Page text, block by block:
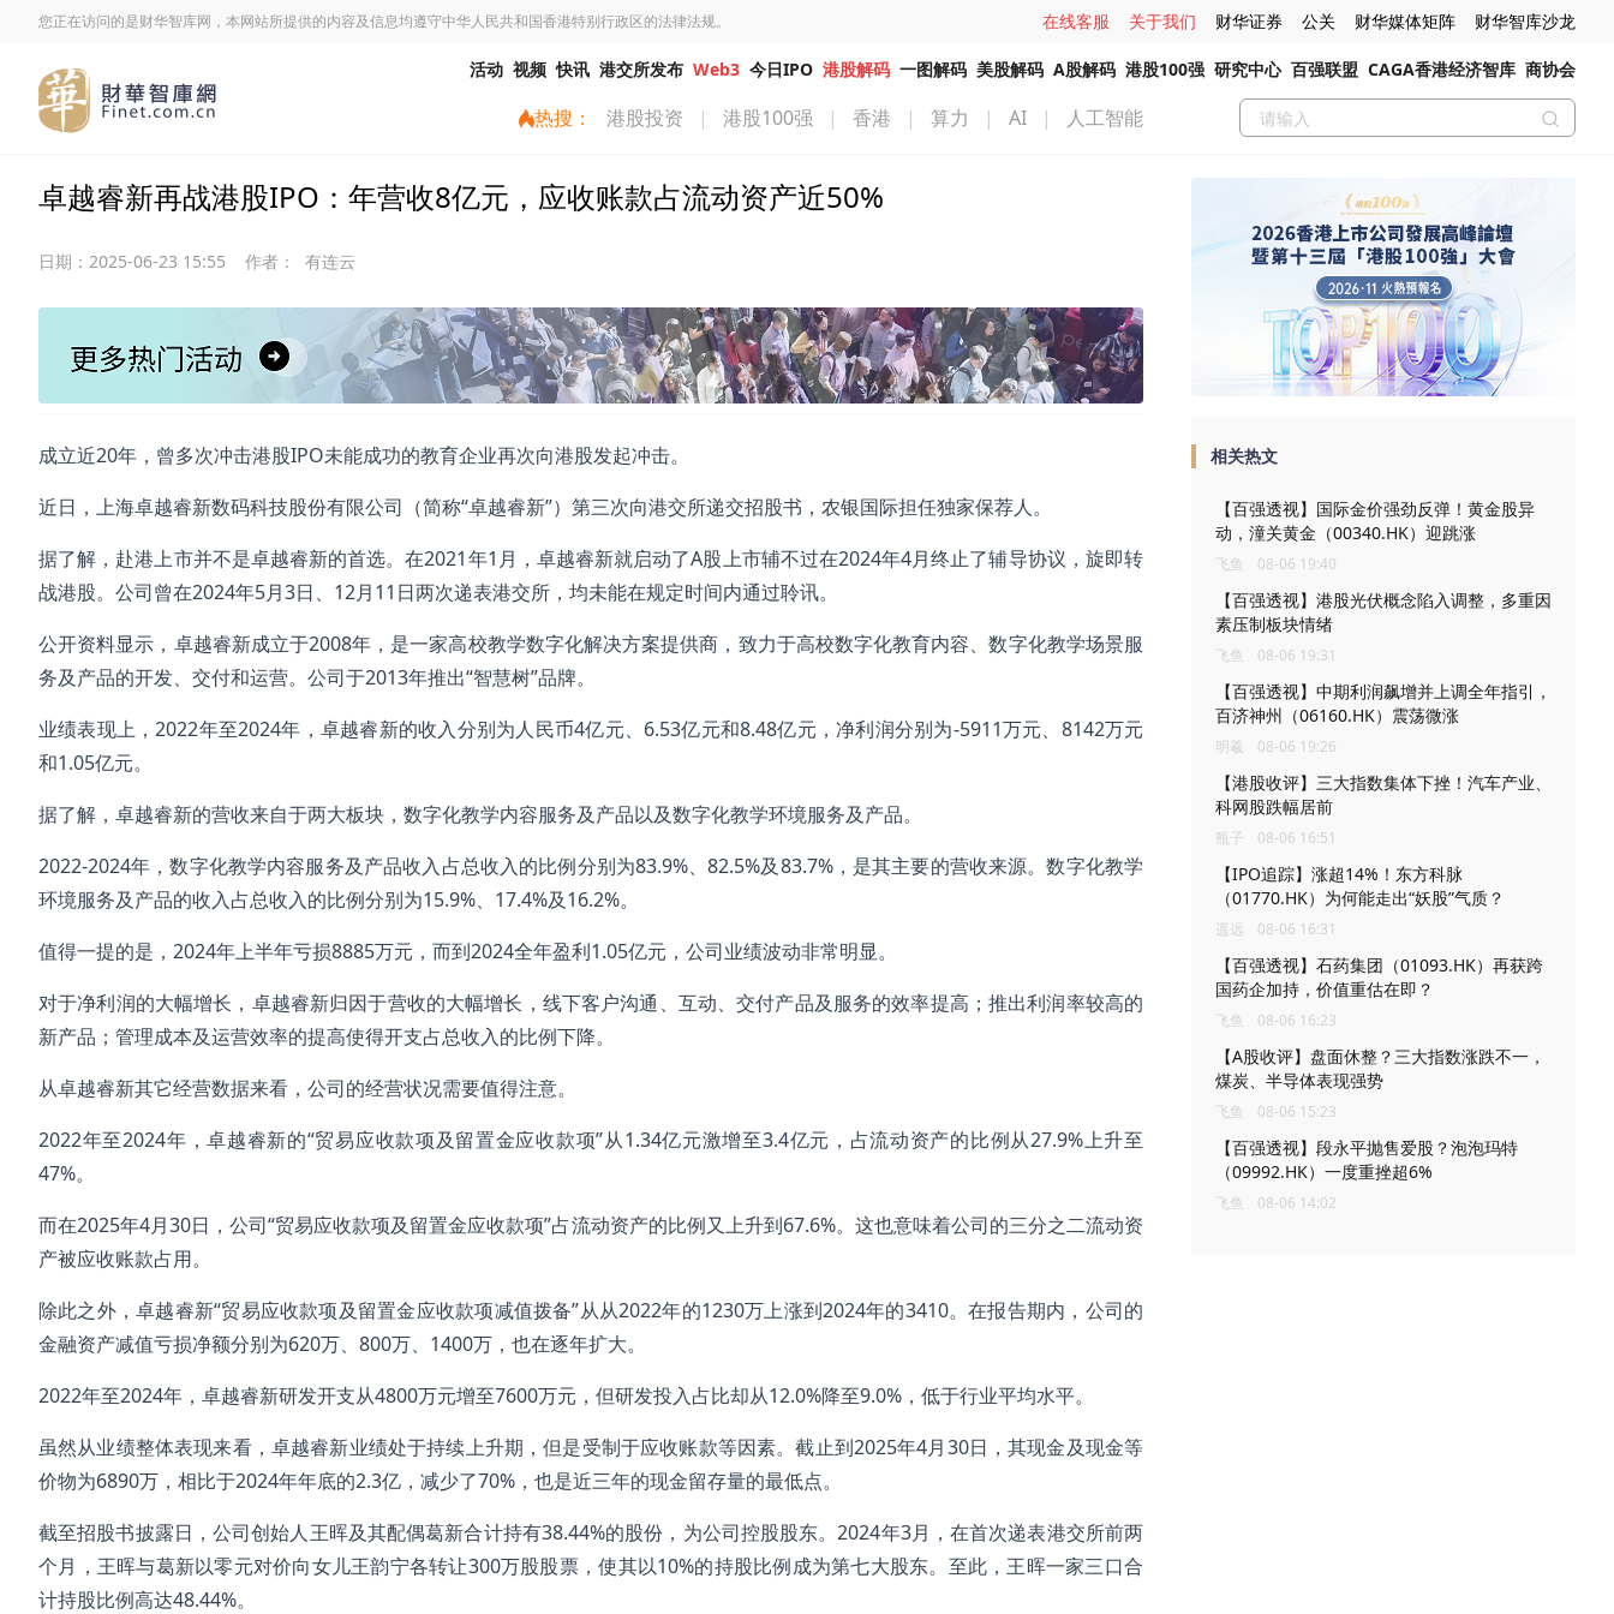
您正在访问的是财华智库网，本网站所提供的内容及信息均遵守中华人民共和国香港特别行政区的法律法规。 在线客服 关于我们 财华证券 公关 财华媒体矩阵 财华智库沙龙
活动 视频 快讯 港交所发布 Web3 今日IPO 港股解码 一图解码 美股解码 A股解码 港股100强 研究中心 百强联盟 CAGA香港经济智库 商协会
热搜： 港股投资 | 港股100强 | 香港 | 算力 | AI | 人工智能
卓越睿新再战港股IPO：年营收8亿元，应收账款占流动资产近50%
日期： 2025-06-23 15:55 作者： 有连云
成立近20年，曾多次冲击港股IPO未能成功的教育企业再次向港股发起冲击。
近日，上海卓越睿新数码科技股份有限公司（简称“卓越睿新”）第三次向港交所递交招股书，农银国际担任独家保荐人。
据了解，赴港上市并不是卓越睿新的首选。在2021年1月，卓越睿新就启动了A股上市辅不过在2024年4月终止了辅导协议，旋即转
战港股。公司曾在2024年5月3日、12月11日两次递表港交所，均未能在规定时间内通过聆讯。
公开资料显示，卓越睿新成立于2008年，是一家高校教学数字化解决方案提供商，致力于高校数字化教育内容、数字化教学场景服
务及产品的开发、交付和运营。公司于2013年推出“智慧树”品牌。
业绩表现上，2022年至2024年，卓越睿新的收入分别为人民币4亿元、6.53亿元和8.48亿元，净利润分别为-5911万元、8142万元
和1.05亿元。
据了解，卓越睿新的营收来自于两大板块，数字化教学内容服务及产品以及数字化教学环境服务及产品。
2022-2024年，数字化教学内容服务及产品收入占总收入的比例分别为83.9%、82.5%及83.7%，是其主要的营收来源。数字化教学
环境服务及产品的收入占总收入的比例分别为15.9%、17.4%及16.2%。
值得一提的是，2024年上半年亏损8885万元，而到2024全年盈利1.05亿元，公司业绩波动非常明显。
对于净利润的大幅增长，卓越睿新归因于营收的大幅增长，线下客户沟通、互动、交付产品及服务的效率提高；推出利润率较高的
新产品；管理成本及运营效率的提高使得开支占总收入的比例下降。
从卓越睿新其它经营数据来看，公司的经营状况需要值得注意。
2022年至2024年，卓越睿新的“贸易应收款项及留置金应收款项”从1.34亿元激增至3.4亿元，占流动资产的比例从27.9%上升至
47%。
而在2025年4月30日，公司“贸易应收款项及留置金应收款项”占流动资产的比例又上升到67.6%。这也意味着公司的三分之二流动资
产被应收账款占用。
除此之外，卓越睿新“贸易应收款项及留置金应收款项减值拨备”从从2022年的1230万上涨到2024年的3410。在报告期内，公司的
金融资产减值亏损净额分别为620万、800万、1400万，也在逐年扩大。
2022年至2024年，卓越睿新研发开支从4800万元增至7600万元，但研发投入占比却从12.0%降至9.0%，低于行业平均水平。
虽然从业绩整体表现来看，卓越睿新业绩处于持续上升期，但是受制于应收账款等因素。截止到2025年4月30日，其现金及现金等
价物为6890万，相比于2024年年底的2.3亿，减少了70%，也是近三年的现金留存量的最低点。
截至招股书披露日，公司创始人王晖及其配偶葛新合计持有38.44%的股份，为公司控股股东。2024年3月，在首次递表港交所前两
个月，王晖与葛新以零元对价向女儿王韵宁各转让300万股股票，使其以10%的持股比例成为第七大股东。至此，王晖一家三口合
计持股比例高达48.44%。
相关热文
【百强透视】国际金价强劲反弹！黄金股异
动，潼关黄金（00340.HK）迎跳涨
飞鱼 08-06 19:40
【百强透视】港股光伏概念陷入调整，多重因
素压制板块情绪
飞鱼 08-06 19:31
【百强透视】中期利润飙增并上调全年指引，
百济神州（06160.HK）震荡微涨
明羲 08-06 19:26
【港股收评】三大指数集体下挫！汽车产业、
科网股跌幅居前
瓶子 08-06 16:51
【IPO追踪】涨超14%！东方科脉
（01770.HK）为何能走出“妖股”气质？
遥远 08-06 16:31
【百强透视】石药集团（01093.HK）再获跨
国药企加持，价值重估在即？
飞鱼 08-06 16:23
【A股收评】盘面休整？三大指数涨跌不一，
煤炭、半导体表现强势
飞鱼 08-06 15:23
【百强透视】段永平抛售爱股？泡泡玛特
（09992.HK）一度重挫超6%
飞鱼 08-06 14:02